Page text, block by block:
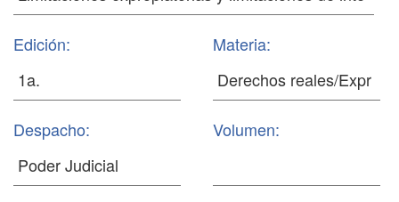
Edición: Materia:
Despacho: Volumen: